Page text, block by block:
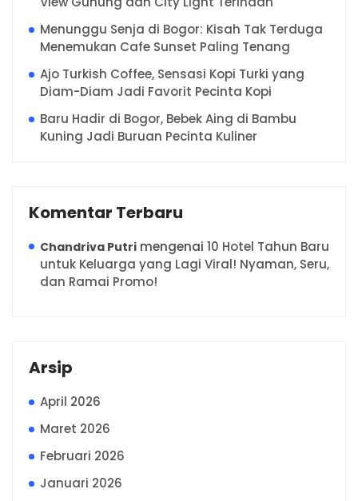
Menunggu Senja di Bogor: Kisah Tak Terduga
Menemukan Cafe Sunset Paling Tenang
Ajo Turkish Coffee, Sensasi Kopi Turki yang
Diam-Diam Jadi Favorit Pecinta Kopi
Baru Hadir di Bogor, Bebek Aing di Bambu
Kuning Jadi Buruan Pecinta Kuliner
Komentar Terbaru
Chandriva Putri mengenai 10 Hotel Tahun Baru
untuk Keluarga yang Lagi Viral! Nyaman, Seru,
dan Ramai Promo!
Arsip
April 2026
Maret 2026
Februari 2026
Januari 2026